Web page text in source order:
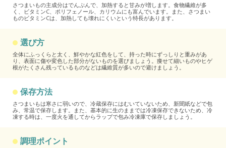
さつまいもの主成分はでんぷんで、加熱すると甘みが増します。食物繊維が多
く、ビタミンC、ポリフェノール、カリウムにも富んでいます。また、さつまい
ものビタミンCは、加熱しても壊れにくいという特長があります。
選び方
全体にふっくらと太く、鮮やかな紅色をして、持った時にずっしりと重みがあ
り、表面に傷や変色した部分がないものを選びましょう。痩せて細いものやヒゲ
根がたくさん残っているものなどは繊維質が多いので避けましょう。
保存方法
さつまいもは寒さに弱いので、冷蔵保存にはむいていないため、新聞紙などで包
み、常温で保存します。また、基本的に生のままでは冷凍保存できないため、冷
凍する時は、一度火を通してからラップで包み冷凍庫で保存しましょう。
調理ポイント